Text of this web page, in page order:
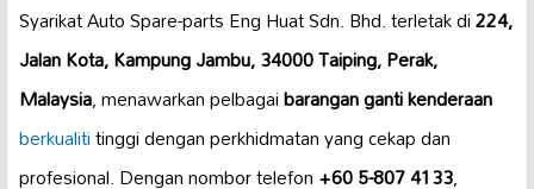
Syarikat Auto Spare-parts Eng Huat Sdn. Bhd. terletak di224,
Jalan Kota, Kampung Jambu, 34000 Taiping, Perak,
Malaysia, menawarkan pelbagaibarangan ganti kenderaan
berkualititinggi dengan perkhidmatan yang cekap dan
profesional. Dengan nombor telefon+60 5-807 4133,